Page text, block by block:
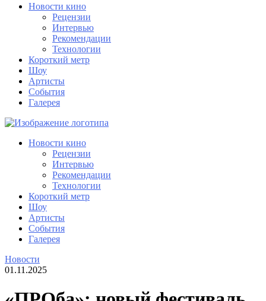
Новости кино
Рецензии
Интервью
Рекомендации
Технологии
Короткий метр
Шоу
Артисты
События
Галерея
Новости кино
Рецензии
Интервью
Рекомендации
Технологии
Короткий метр
Шоу
Артисты
События
Галерея
Новости
01.11.2025